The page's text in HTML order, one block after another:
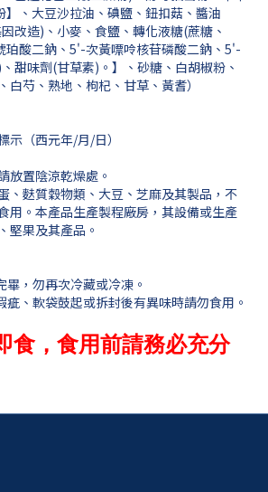
、大豆沙拉油、碘鹽、鈕扣菇、醬油
因改造)、小麥、食鹽、轉化液糖(蔗糖、
珀酸二鈉、5'-次黃嘌呤核苷磷酸二鈉、5'-
甜味劑(甘草素)。】、砂糖、白胡椒粉、
白芍、熟地、枸杞、甘草、黃耆）
示（西元年/月/日）
放置陰涼乾燥處。
、麩質穀物類、大豆、芝麻及其製品，不
用。本產品生產製程廠房，其設備或生產
堅果及其產品。
畢，勿再次冷藏或冷凍。
疵、軟袋鼓起或拆封後有異味時請勿食用。
食，食用前請務必充分